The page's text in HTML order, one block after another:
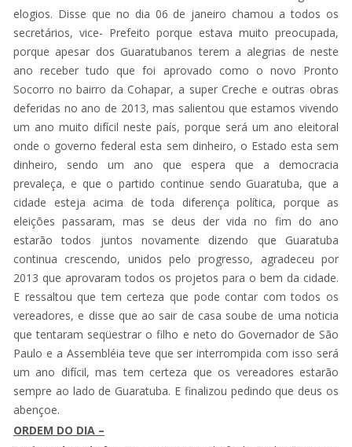
elogios. Disse que no dia 06 de janeiro chamou a todos os
secretários, vice- Prefeito porque estava muito preocupada,
porque apesar dos Guaratubanos terem a alegrias de neste
ano receber tudo que foi aprovado como o novo Pronto
Socorro no bairro da Cohapar, a super Creche e outras obras
deferidas no ano de 2013, mas salientou que estamos vivendo
um ano muito difícil neste país, porque será um ano eleitoral
onde o governo federal esta sem dinheiro, o Estado esta sem
dinheiro, sendo um ano que espera que a democracia
prevaleça, e que o partido continue sendo Guaratuba, que a
cidade esteja acima de toda diferença política, porque as
eleições passaram, mas se deus der vida no fim do ano
estarão todos juntos novamente dizendo que Guaratuba
continua crescendo, unidos pelo progresso, agradeceu por
2013 que aprovaram todos os projetos para o bem da cidade.
E ressaltou que tem certeza que pode contar com todos os
vereadores, e disse que ao sair de casa soube de uma noticia
que tentaram seqüestrar o filho e neto do Governador de São
Paulo e a Assembléia teve que ser interrompida com isso será
um ano difícil, mas tem certeza que os vereadores estarão
sempre ao lado de Guaratuba. E finalizou pedindo que deus os
abençoe.
ORDEM DO DIA –